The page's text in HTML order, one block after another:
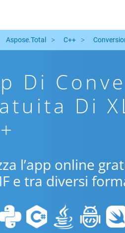
Aspose.Total C++
Di
Di
l’app online
e tra diversi